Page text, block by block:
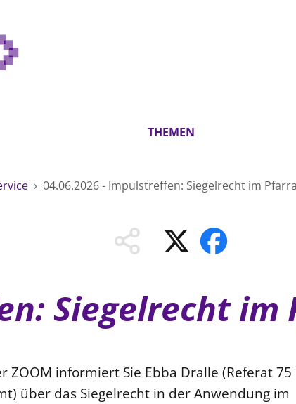
THEMEN
› 04.06.2026 - Impulstreffen: Siegelrecht im
Siegelrecht im
ZOOM informiert Sie Ebba Dralle (Referat 75
über das Siegelrecht in der Anwendung im